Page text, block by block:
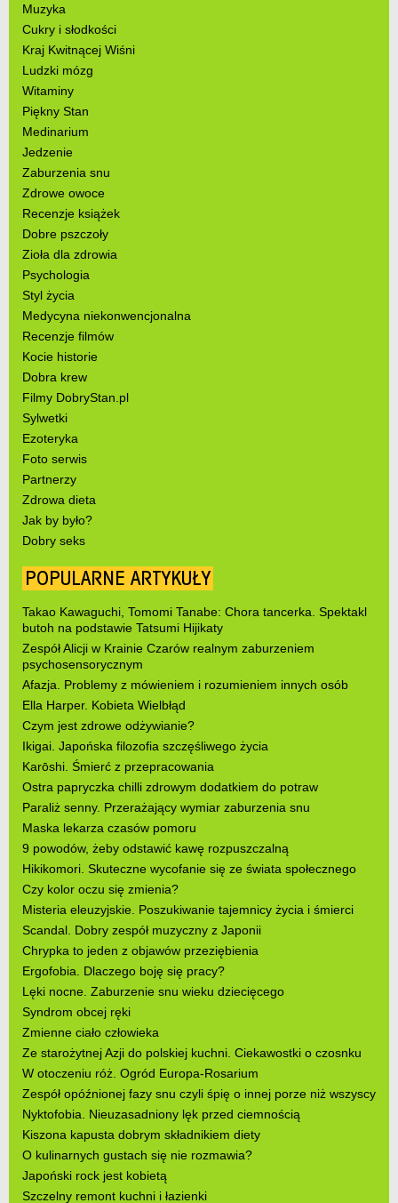
Muzyka
Cukry i słodkości
Kraj Kwitnącej Wiśni
Ludzki mózg
Witaminy
Piękny Stan
Medinarium
Jedzenie
Zaburzenia snu
Zdrowe owoce
Recenzje książek
Dobre pszczoły
Zioła dla zdrowia
Psychologia
Styl życia
Medycyna niekonwencjonalna
Recenzje filmów
Kocie historie
Dobra krew
Filmy DobryStan.pl
Sylwetki
Ezoteryka
Foto serwis
Partnerzy
Zdrowa dieta
Jak by było?
Dobry seks
POPULARNE ARTYKUŁY
Takao Kawaguchi, Tomomi Tanabe: Chora tancerka. Spektakl
butoh na podstawie Tatsumi Hijikaty
Zespół Alicji w Krainie Czarów realnym zaburzeniem
psychosensorycznym
Afazja. Problemy z mówieniem i rozumieniem innych osób
Ella Harper. Kobieta Wielbłąd
Czym jest zdrowe odżywianie?
Ikigai. Japońska filozofia szczęśliwego życia
Karōshi. Śmierć z przepracowania
Ostra papryczka chilli zdrowym dodatkiem do potraw
Paraliż senny. Przerażający wymiar zaburzenia snu
Maska lekarza czasów pomoru
9 powodów, żeby odstawić kawę rozpuszczalną
Hikikomori. Skuteczne wycofanie się ze świata społecznego
Czy kolor oczu się zmienia?
Misteria eleuzyjskie. Poszukiwanie tajemnicy życia i śmierci
Scandal. Dobry zespół muzyczny z Japonii
Chrypka to jeden z objawów przeziębienia
Ergofobia. Dlaczego boję się pracy?
Lęki nocne. Zaburzenie snu wieku dziecięcego
Syndrom obcej ręki
Zmienne ciało człowieka
Ze starożytnej Azji do polskiej kuchni. Ciekawostki o czosnku
W otoczeniu róż. Ogród Europa-Rosarium
Zespół opóźnionej fazy snu czyli śpię o innej porze niż wszyscy
Nyktofobia. Nieuzasadniony lęk przed ciemnością
Kiszona kapusta dobrym składnikiem diety
O kulinarnych gustach się nie rozmawia?
Japoński rock jest kobietą
Szczelny remont kuchni i łazienki